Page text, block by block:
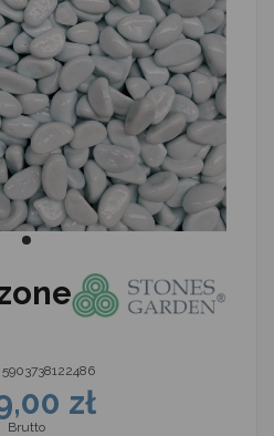
5903738122486
zł
Brutto